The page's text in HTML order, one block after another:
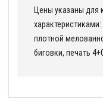
Цены указаны
плотной
биговки, печать